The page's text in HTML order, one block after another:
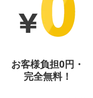
お客様負担0円・
完全無料！